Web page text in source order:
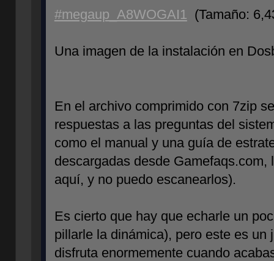
#megaup_A8WOGAI1 (Tamaño:
Una imagen de la instalación en
En el archivo comprimido con 7zip
respuestas a las preguntas del
como el manual y una guía de
descargadas desde
aquí, y no puedo escanearlos).
Es cierto que hay que echarle un
pillarle la dinámica), pero este es
disfruta enormemente cuando